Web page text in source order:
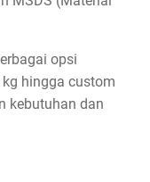
opsi
hingga custom
kebutuhan dan